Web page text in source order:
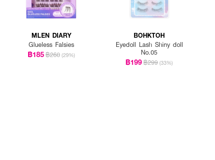
MLEN DIARY
Glueless Falsies
฿185฿260 (29%)
BOHKTOH
Eyedoll Lash Shiny doll
No.05
฿199฿299 (33%)